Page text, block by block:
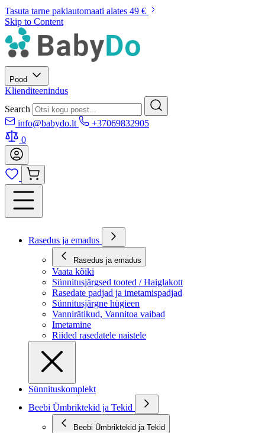
Tasuta tarne pakiautomaati alates 49 €
Skip to Content
Pood
Klienditeenindus
Search
info@babydo.lt
+37069832905
0
Rasedus ja emadus
Rasedus ja emadus
Vaata kõiki
Sünnitusjärgsed tooted / Haiglakott
Rasedate padjad ja imetamispadjad
Sünnitusjärgne hügieen
Vannirätikud, Vannitoa vaibad
Imetamine
Riided rasedatele naistele
Sünnituskomplekt
Beebi Ümbriktekid ja Tekid
Beebi Ümbriktekid ja Tekid